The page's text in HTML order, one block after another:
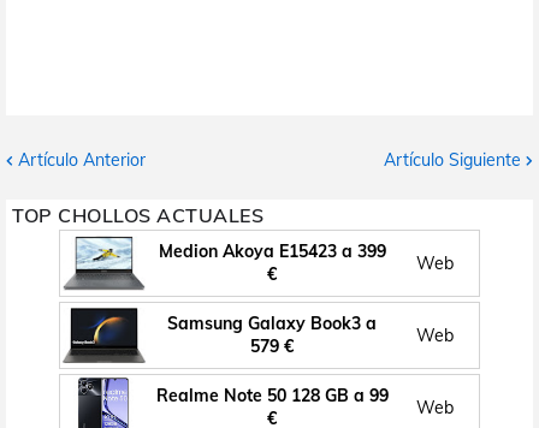
Artículo Anterior Artículo Siguiente
TOP CHOLLOS ACTUALES
Medion Akoya E15423 a 399
€
Web
Samsung Galaxy Book3 a
579 €
Web
Realme Note 50 128 GB a 99
€
Web